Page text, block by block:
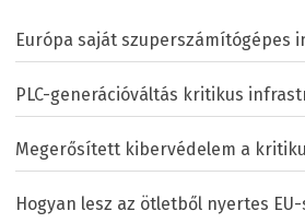
Európa saját
PLC-generációváltás kritikus
Megerősített kibervédelem a
Hogyan lesz az ötletből nyertes